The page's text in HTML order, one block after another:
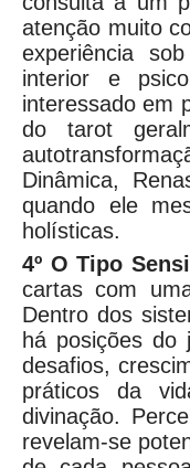
atenção muito
experiência
interior e
interessado em
do tarot
Dinâmica,
quando ele
holísticas.
4º O Tipo
cartas com
Dentro dos
há posições do
desafios,
práticos da
divinação.
revelam-se